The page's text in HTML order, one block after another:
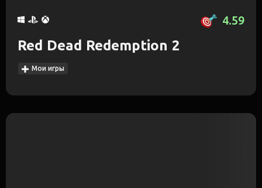
4.59
Red Dead Redemption 2
Мои игры